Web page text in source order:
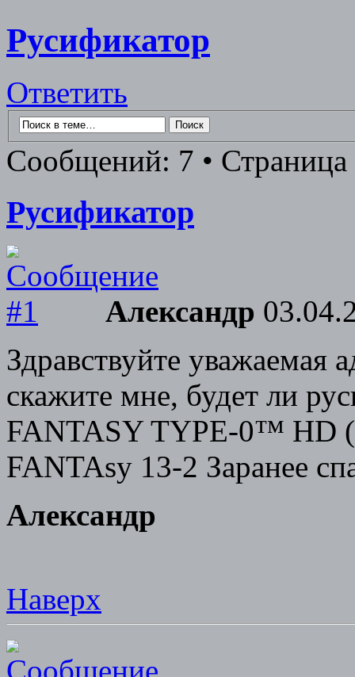
Русификатор
Ответить
Сообщений: 7 • Страница
Русификатор
Александр
Здравствуйте уважаемая
скажите мне, будет ли
FANTASY TYPE-0™ HD
FANTAsy 13-2 Заранее
Александр
Наверх